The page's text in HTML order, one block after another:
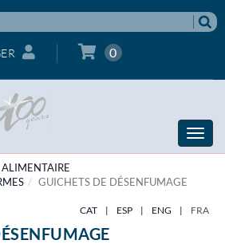
0
Toggle
GUICHETS DE DÉSENFUMAGE
CAT | ESP | ENG | FRA